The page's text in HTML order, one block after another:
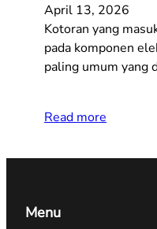
April 13, 2026
Kotoran yang
pada komponen
paling umum yang
Read more
Menu